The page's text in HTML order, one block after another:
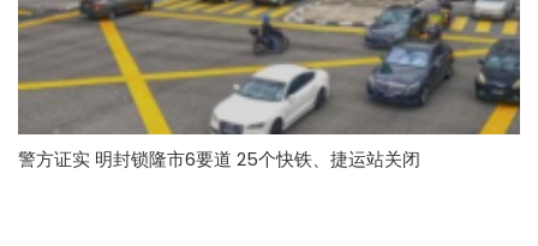
警方证实 明封锁隆市6要道 25个快铁、捷运站关闭